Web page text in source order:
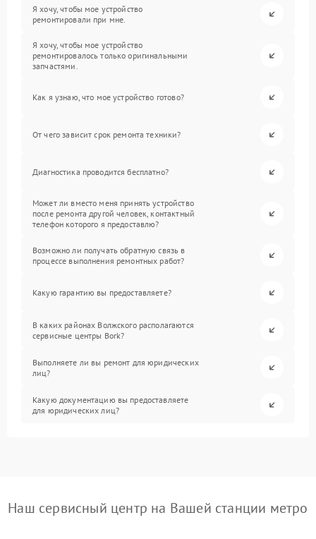
Я хочу, чтобы мое устройство
ремонтировали при мне.
Я хочу, чтобы мое устройство
ремонтировалось только оригинальными
запчастями.
Как я узнаю, что мое устройство готово?
От чего зависит срок ремонта техники?
Диагностика проводится бесплатно?
Может ли вместо меня принять устройство
после ремонта другой человек, контактный
телефон которого я предоставлю?
Возможно ли получать обратную связь в
процессе выполнения ремонтных работ?
Какую гарантию вы предоставляете?
В каких районах Волжского располагаются
сервисные центры Bork?
Выполняете ли вы ремонт для юридических
лиц?
Какую документацию вы предоставляете
для юридических лиц?
Наш сервисный центр на Вашей станции метро